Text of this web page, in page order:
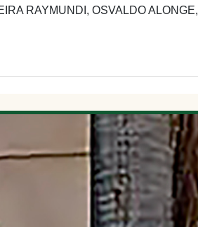
RAYMUNDI, OSVALDO